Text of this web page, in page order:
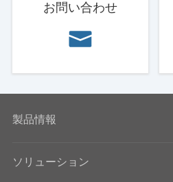
お問い合わせ
製品情報
ソリューション